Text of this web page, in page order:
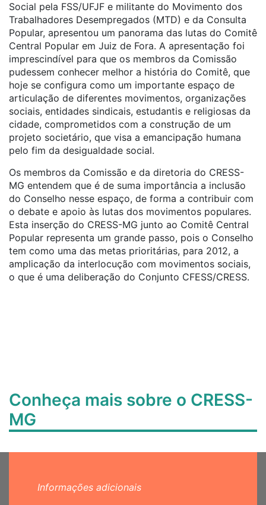
Social pela FSS/UFJF e militante do Movimento dos
Trabalhadores Desempregados (MTD) e da Consulta
Popular, apresentou um panorama das lutas do Comitê
Central Popular em Juiz de Fora. A apresentação foi
imprescindível para que os membros da Comissão
pudessem conhecer melhor a história do Comitê, que
hoje se configura como um importante espaço de
articulação de diferentes movimentos, organizações
sociais, entidades sindicais, estudantis e religiosas da
cidade, comprometidos com a construção de um
projeto societário, que visa a emancipação humana
pelo fim da desigualdade social.
Os membros da Comissão e da diretoria do CRESS-
MG entendem que é de suma importância a inclusão
do Conselho nesse espaço, de forma a contribuir com
o debate e apoio às lutas dos movimentos populares.
Esta inserção do CRESS-MG junto ao Comitê Central
Popular representa um grande passo, pois o Conselho
tem como uma das metas prioritárias, para 2012, a
amplicação da interlocução com movimentos sociais,
o que é uma deliberação do Conjunto CFESS/CRESS.
Conheça mais sobre o CRESS-
MG
Informações adicionais